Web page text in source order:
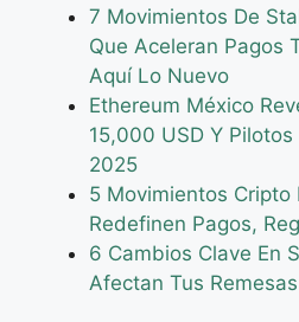
7 Movimientos De
Que Aceleran Pagos
Aquí Lo Nuevo
Ethereum México
15,000 USD Y
2025
5 Movimientos Cripto
Redefinen Pagos,
6 Cambios Clave En
Afectan Tus